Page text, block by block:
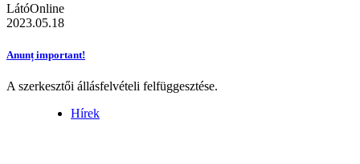
LátóOnline
2023.05.18
Anunț important!
A szerkesztői állásfelvételi felfüggesztése.
Hírek